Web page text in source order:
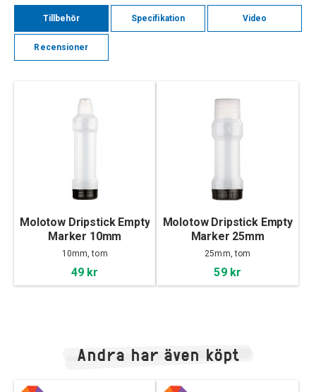
Tillbehör Specifikation Video
Recensioner
Molotow Dripstick Empty
Marker 10mm
10mm, tom
49 kr
Molotow Dripstick Empty
Marker 25mm
25mm, tom
59 kr
Andra har även köpt